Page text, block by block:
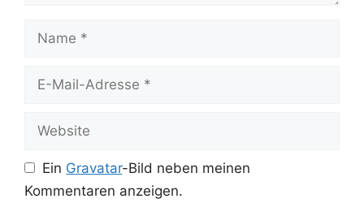
Name
Website
Ein Gravatar-Bild neben meinen
Kommentaren anzeigen.